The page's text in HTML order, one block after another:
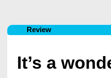
BluRay
&
Review
It’s a